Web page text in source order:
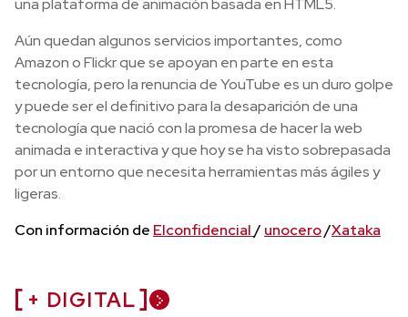
una plataforma de animación basada en HTML5.
Aún quedan algunos servicios importantes, como
Amazon o Flickr que se apoyan en parte en esta
tecnología, pero la renuncia de YouTube es un duro golpe
y puede ser el definitivo para la desaparición de una
tecnología que nació con la promesa de hacer la web
animada e interactiva y que hoy se ha visto sobrepasada
por un entorno que necesita herramientas más ágiles y
ligeras.
Con información de Elconfidencial/ unocero/Xataka
+ DIGITAL